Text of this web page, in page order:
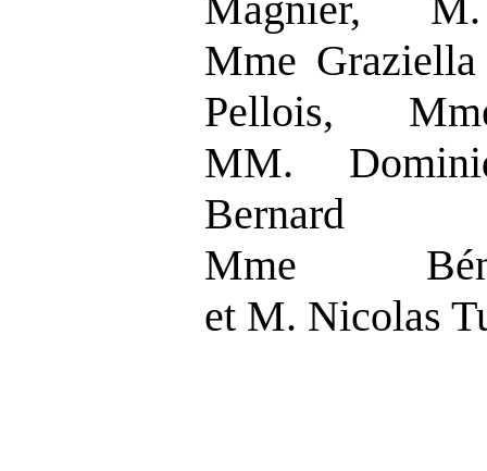
Mme
Pellois,
MM.
Bernard
Mme
et M. Nicolas